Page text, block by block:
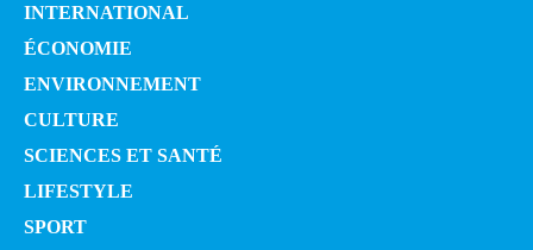
INTERNATIONAL
ÉCONOMIE
ENVIRONNEMENT
CULTURE
SCIENCES ET SANTÉ
LIFESTYLE
SPORT